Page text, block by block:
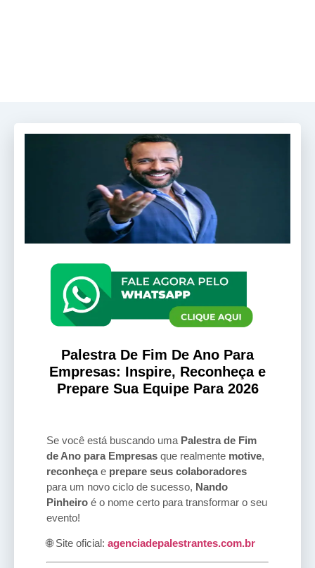
Palestra De Fim De Ano Para
Empresas: Inspire, Reconheça e
Prepare Sua Equipe Para 2026
Se você está buscando uma Palestra de Fim
de Ano para Empresas que realmente motive,
reconheçae prepare seus colaboradores
para um novo ciclo de sucesso, Nando
Pinheiro é o nome certo para transformar o seu
evento!
🌐 Site oficial: agenciadepalestrantes.com.br